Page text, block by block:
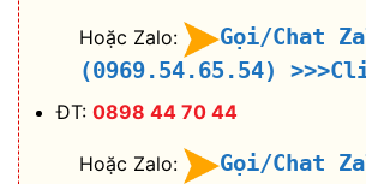
Hoặc Zalo:
Gọi/Chat
(0969.54.65.54)
ĐT: 0898 44 70 44
Hoặc Zalo:
Gọi/Chat